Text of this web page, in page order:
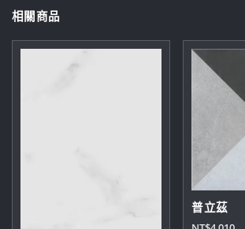
相關商品
普立茲